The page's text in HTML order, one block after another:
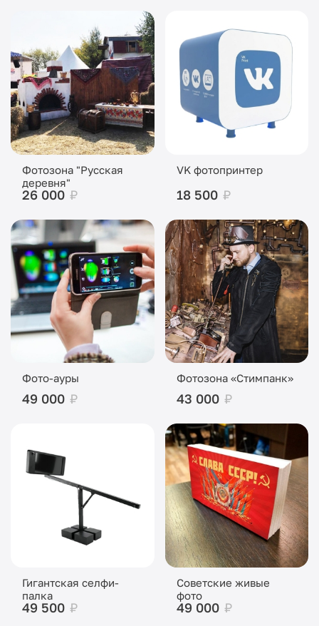
Фотозона "Русская
деревня"
26 000 ₽
VK фотопринтер
18 500 ₽
Фото-ауры
49 000 ₽
Фотозона «Стимпанк»
43 000 ₽
Гигантская селфи-
палка
49 500 ₽
Советские живые
фото
49 000 ₽